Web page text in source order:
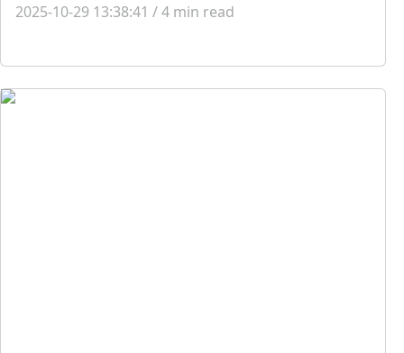
2025-10-29 13:38:41 /4 min read